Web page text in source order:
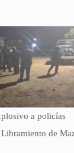
a policías
Libramiento de